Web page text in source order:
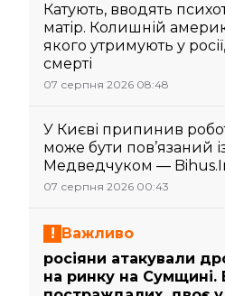
Катують, вводять
матір. Колишній
якого утримують у
смерті
07 серпня 2026 08:48
У Києві припинив
може бути пов’язаний
Медведчуком —
07 серпня 2026 00:43
Важливо
росіяни атакували
на ринку на Сумщині.